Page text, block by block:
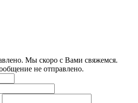
Мы скоро с Вами свяжемся.
не отправлено.